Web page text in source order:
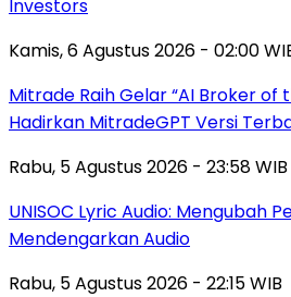
Investors
Kamis, 6 Agustus 2026 - 02:00
Mitrade Raih Gelar “AI Broker of
Hadirkan MitradeGPT Versi
Rabu, 5 Agustus 2026 - 23:58 WIB
UNISOC Lyric Audio: Mengubah
Mendengarkan Audio
Rabu, 5 Agustus 2026 - 22:15 WIB